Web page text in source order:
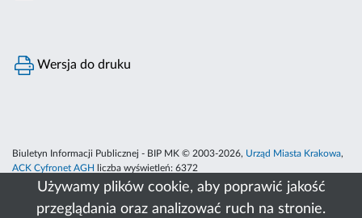
Używamy plików cookie, aby poprawić jakość
przeglądania oraz analizować ruch na stronie.
Wersja do druku
Biuletyn Informacji Publicznej - BIP MK © 2003-2026, Urząd Miasta Krakowa,
ACK Cyfronet AGH
liczba wyświetleń: 6372